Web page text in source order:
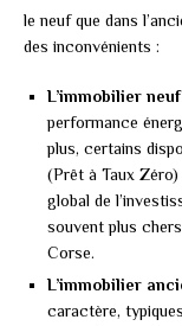
le neuf que dans
des inconvénients :
L’immobilier neuf
performance
plus, certains
(Prêt à Taux
global de
souvent plus
Corse.
L’immobilier
caractère,